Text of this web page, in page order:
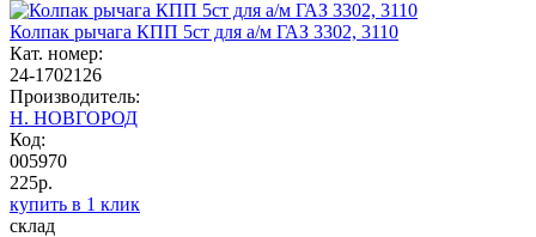
Колпак рычага КПП 5ст для а/м ГАЗ 3302, 3110
Кат. номер:
24-1702126
Производитель:
Н. НОВГОРОД
Код:
005970
225р.
купить в 1 клик
склад